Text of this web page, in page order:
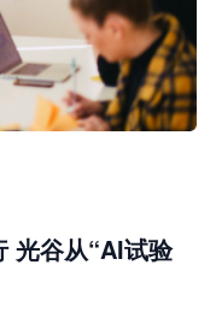
光谷从“AI试验